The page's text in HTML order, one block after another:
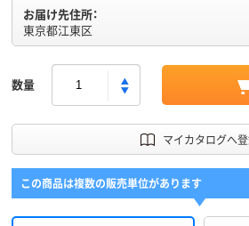
お届け先住所：
東京都江東区
数量
マイカタログへ
この商品は複数の販売単位があります